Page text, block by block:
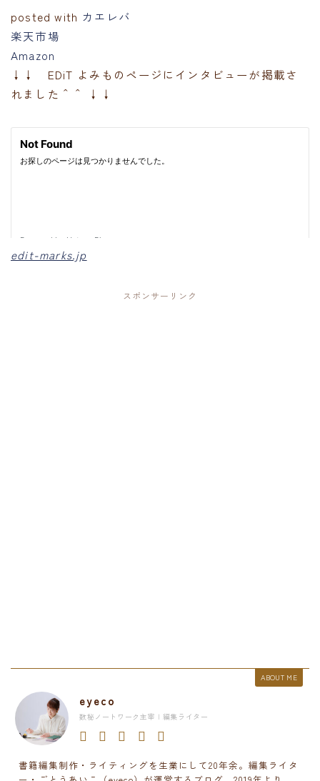
posted with カエレバ
楽天市場
Amazon
↓↓ EDiT よみものページにインタビューが掲載さ
れました＾＾ ↓↓
edit-marks.jp
スポンサーリンク
ABOUT ME
eyeco
数秘ノートワーク主宰 | 編集ライター
書籍編集制作・ライティングを生業にして20年余。編集ライタ